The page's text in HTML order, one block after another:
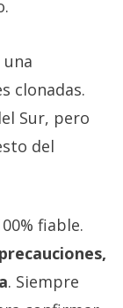
clonadas.
Sur, pero
del
fiable.
. Siempre